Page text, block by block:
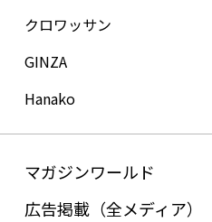
クロワッサン
GINZA
Hanako
マガジンワールド
広告掲載（全メディア）